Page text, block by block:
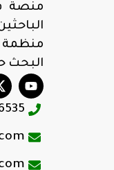
منصة
منظمة
البحث